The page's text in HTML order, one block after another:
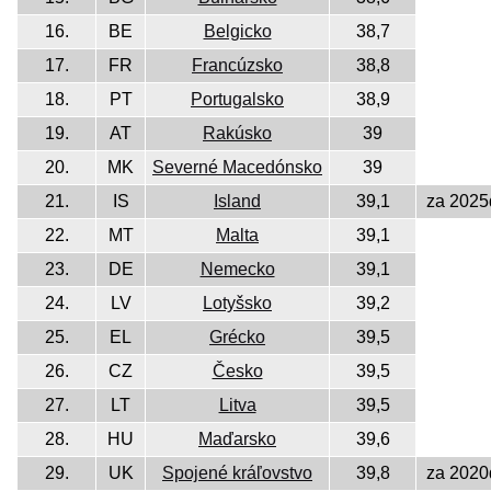
16.
BE Belgicko
38,7
17.
FR Francúzsko
38,8
18.
PT Portugalsko
38,9
19.
AT Rakúsko
39
20.
MK Severné Macedónsko
39
21.
IS Island 39,1
za
22.
MT Malta
39,1
23.
DE Nemecko
39,1
24.
LV Lotyšsko
39,2
25.
EL Grécko
39,5
26.
CZ Česko
39,5
27.
LT Litva
39,5
28.
HU Maďarsko
39,6
29.
UK Spojené kráľovstvo 39,8
za